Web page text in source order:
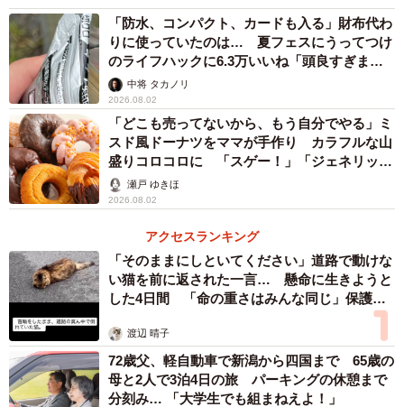
「防水、コンパクト、カードも入る」財布代わ
りに使っていたのは… 夏フェスにうってつけ
のライフハックに6.3万いいね「頭良すぎま
す」中将 タカノリ
2026.08.02
「どこも売ってないから、もう自分でやる」ミ
スド風ドーナツをママが手作り カラフルな山
盛りコロコロに 「スゲー！」「ジェネリック
Dポップだ」
瀬戸 ゆきほ
2026.08.02
アクセスランキング
「そのままにしといてください」道路で動けな
い猫を前に返された一言… 懸命に生きようと
した4日間 「命の重さはみんな同じ」保護団
渡辺 晴子
72歳父、軽自動車で新潟から四国まで 65歳の
母と2人で3泊4日の旅 パーキングの休憩まで
分刻み… 「大学生でも組まねえよ！」